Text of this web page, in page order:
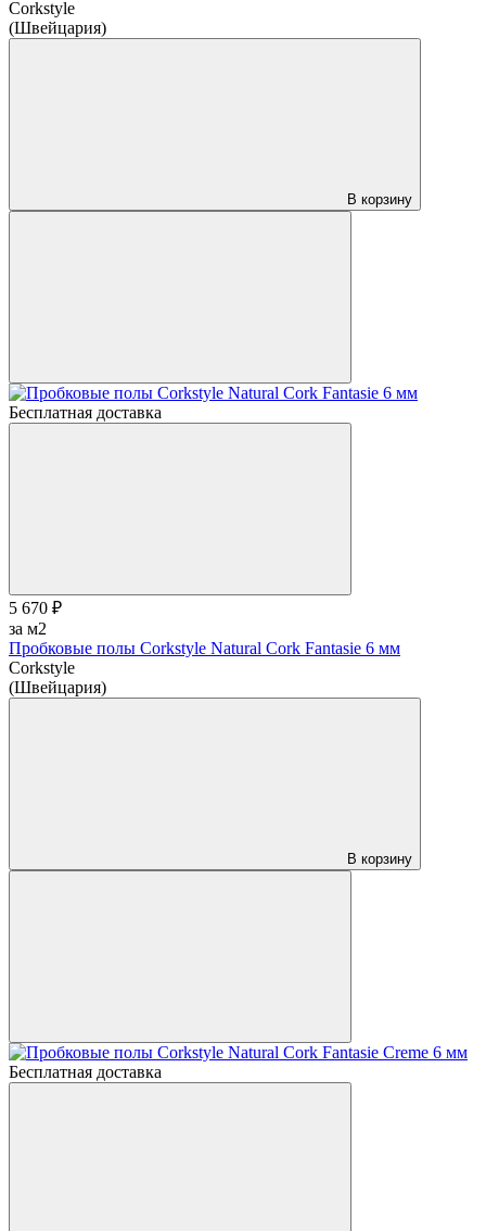
Corkstyle
(Швейцария)
В корзину
Бесплатная доставка
5 670 ₽
за м2
Пробковые полы Corkstyle Natural Cork Fantasie 6 мм
Corkstyle
(Швейцария)
В корзину
Бесплатная доставка